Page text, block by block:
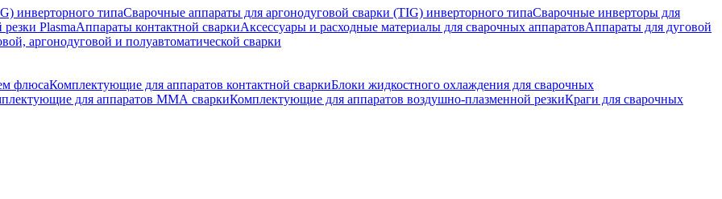
инверторного типаСварочные аппараты для аргонодуговой сварки (TIG) инверторного типаСварочные инверторы для
PlasmaАппараты контактной сваркиАксессуары и расходные материалы для сварочных аппаратовАппараты для дуговой
аргонодуговой и полуавтоматической сварки
флюсаКомплектующие для аппаратов контактной сваркиБлоки жидкостного охлаждения для сварочных
для аппаратов ММА сваркиКомплектующие для аппаратов воздушно-плазменной резкиКраги для сварочных